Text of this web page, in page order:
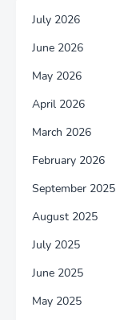
July 2026
June 2026
May 2026
April 2026
March 2026
February 2026
September 2025
August 2025
July 2025
June 2025
May 2025